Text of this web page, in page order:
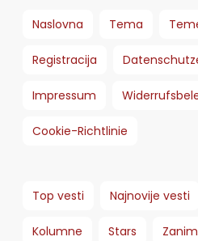
Naslovna Tema
Registracija
Impressum
Cookie-Richtlinie
Top vesti Najnovije vesti
Kolumne Stars